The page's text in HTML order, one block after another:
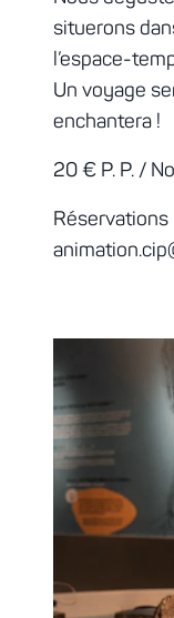
situerons
l’espace-
Un voyage
enchantera !
20 € P. P. /